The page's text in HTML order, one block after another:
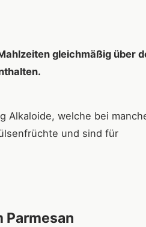
gleichmäßig über
Alkaloide, welche bei
und sind für
Parmesan